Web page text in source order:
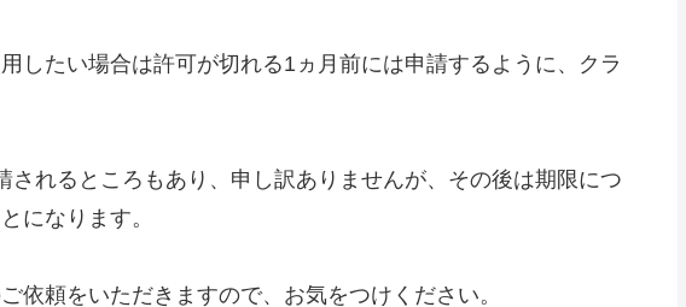
したい場合は許可が切れる1ヵ月前には申請するように、クラ
されるところもあり、申し訳ありませんが、その後は期限につ
になります。
依頼をいただきますので、お気をつけください。